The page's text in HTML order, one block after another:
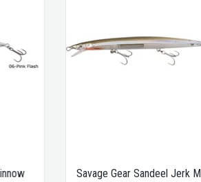
Savage Gear Sandeel Jerk